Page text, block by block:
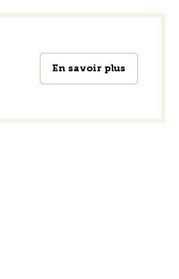
En savoir plus
En savoir plus